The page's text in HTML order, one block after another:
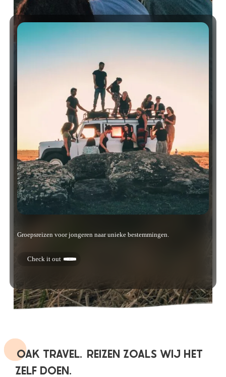
Groepsreizen voor jongeren naar unieke bestemmingen.
Check it out
OAK TRAVEL. REIZEN ZOALS WIJ HET
ZELF DOEN.